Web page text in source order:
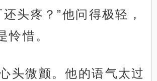
还头疼？”他问得极轻，
怜惜。
头微颤。他的语气太过